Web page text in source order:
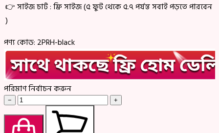
👉 সাইজ চার্ট : ফ্রি সাইজ (৫ ফুট থেকে ৫.৭ পর্যন্ত সবাই পড়তে পারবেন
)
পণ্য কোড: 2PRH-black
পরিমাণ নির্বাচন করুন
− +